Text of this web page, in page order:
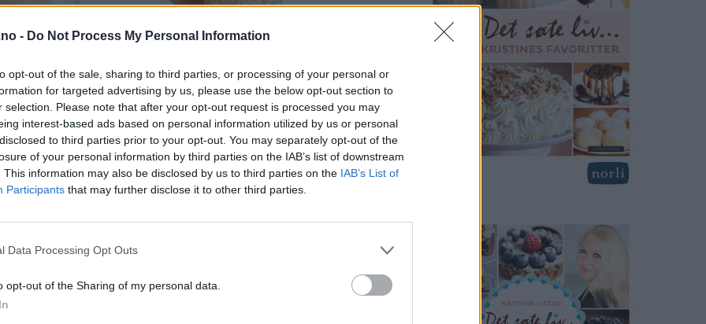
- Do Not Process My Personal Information
opt-out of the sale, sharing to third parties, or processing of your personal or
for targeted advertising by us, please use the below opt-out section to
selection. Please note that after your opt-out request is processed you may
interest-based ads based on personal information utilized by us or personal
to third parties prior to your opt-out. You may separately opt-out of the
of your personal information by third parties on the IAB’s list of downstream
This information may also be disclosed by us to third parties on the IAB’s List of
Participants that may further disclose it to other third parties.
Data Processing Opt Outs
opt-out of the Sharing of my personal data.
og fremgangsmåten er litt annerledes enn ved vanlig
for sukker, og væsken skal gis et oppkok først. Dessuten trenger ikke
bollene lenge.